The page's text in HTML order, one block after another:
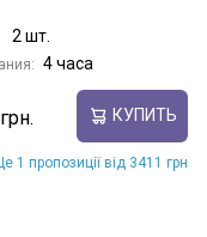
2 шт.
4 часа
КУПИТЬ
1 пропозиції від 3411 грн